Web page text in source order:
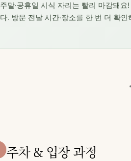
주말·공휴일 시식 자리는 빨리 마감돼요
다. 방문 전날 시간·장소를 한 번 더 확인
주차 & 입장 과정